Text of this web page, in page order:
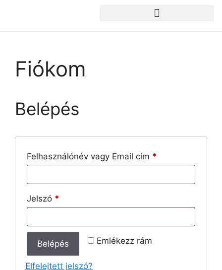
Fiókom
Belépés
Felhasználónév vagy Email cím *
Jelszó *
Emlékezz rám
Belépés
Elfelejtett jelszó?